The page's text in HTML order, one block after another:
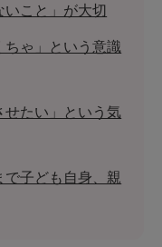
いこと」が大切
ちゃ」という意識
せたい」という気
で子ども自身、親